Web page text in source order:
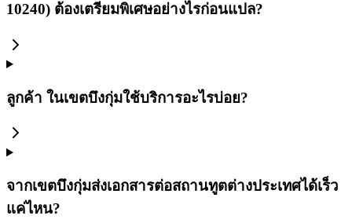
10240) ต้องเตรียมพิเศษอย่างไรก่อนแปล?
ลูกค้า ในเขตบึงกุ่มใช้บริการอะไรบ่อย?
จากเขตบึงกุ่มส่งเอกสารต่อสถานทูตต่างประเทศได้เร็ว
แค่ไหน?